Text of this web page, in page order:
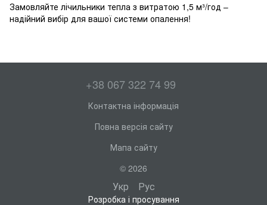
Замовляйте лічильники тепла з витратою 1,5 м³/год –
надійний вибір для вашої системи опалення!
+38 067 322 74 99
Контактна інформація
Повна версія сайту
Мапа сайту
© 2026
Укр Рус
Розробка і просування